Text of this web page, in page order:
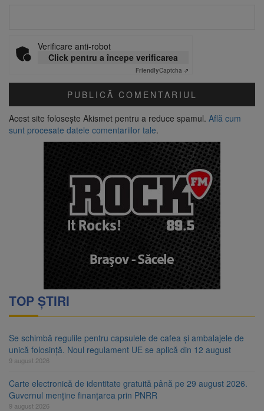
Verificare anti-robot
Click pentru a începe verificarea
FriendlyCaptcha ⇗
Acest site folosește Akismet pentru a reduce spamul. Află cum
sunt procesate datele comentariilor tale.
TOP ȘTIRI
Se schimbă regulile pentru capsulele de cafea și ambalajele de
unică folosință. Noul regulament UE se aplică din 12 august
9 august 2026
Carte electronică de identitate gratuită până pe 29 august 2026.
Guvernul menține finanțarea prin PNRR
9 august 2026